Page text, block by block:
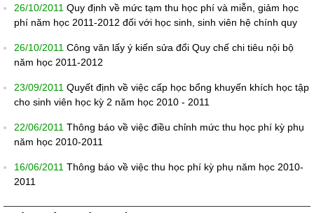
26/10/2011 Quy định về mức tạm thu học phí và miễn, giảm học
phí năm học 2011-2012 đối với học sinh, sinh viên hệ chính quy
26/10/2011 Công văn lấy ý kiến sửa đổi Quy chế chi tiêu nội bộ
năm học 2011-2012
23/09/2011 Quyết định về việc cấp học bổng khuyến khích học tập
cho sinh viên học kỳ 2 năm học 2010 - 2011
22/06/2011 Thông báo về việc điều chỉnh mức thu học phí kỳ phụ
năm học 2010-2011
16/06/2011 Thông báo về việc thu học phí kỳ phụ năm học 2010-
2011